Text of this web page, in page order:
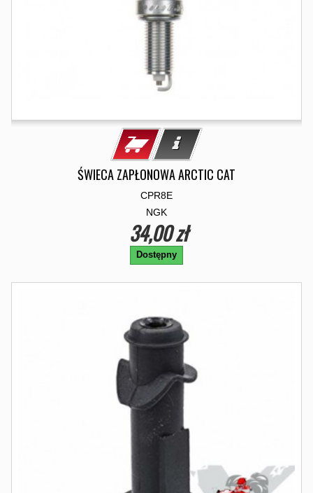
ŚWIECA ZAPŁONOWA ARCTIC CAT
CPR8E
NGK
34,00 zł
Dostępny